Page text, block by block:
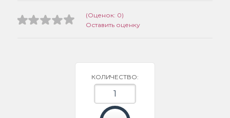
(Оценок: 0)
Оставить оценку
КОЛИЧЕСТВО: